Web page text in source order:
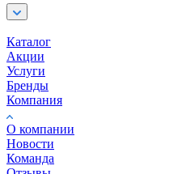
Каталог
Акции
Услуги
Бренды
Компания
О компании
Новости
Команда